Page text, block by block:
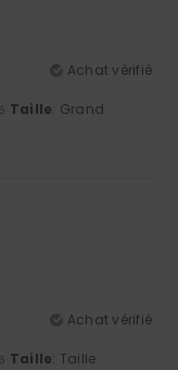
Achat vérifié
Taille: Grand
Achat vérifié
Taille: Taille